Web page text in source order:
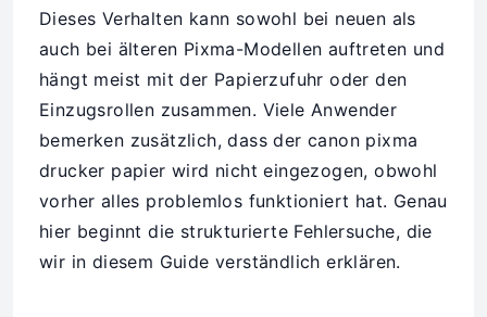
Dieses Verhalten kann sowohl bei neuen als
auch bei älteren Pixma-Modellen auftreten und
hängt meist mit der Papierzufuhr oder den
Einzugsrollen zusammen. Viele Anwender
bemerken zusätzlich, dass der canon pixma
drucker papier wird nicht eingezogen, obwohl
vorher alles problemlos funktioniert hat. Genau
hier beginnt die strukturierte Fehlersuche, die
wir in diesem Guide verständlich erklären.